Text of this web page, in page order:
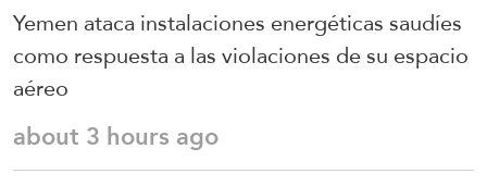
Yemen ataca instalaciones energéticas saudíes
como respuesta a las violaciones de su espacio
aéreo
about 3 hours ago